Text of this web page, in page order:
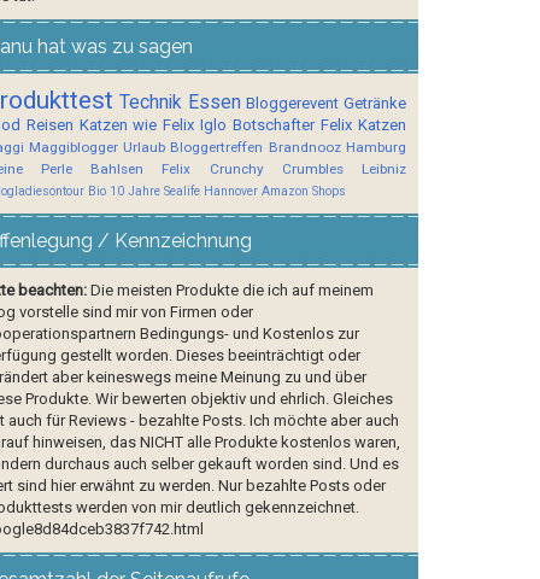
hat was zu sagen
Technik Essen Bloggerevent Getränke
Reisen Katzen wie Felix Iglo Botschafter Felix Katzen
Maggiblogger Urlaub Bloggertreffen Brandnooz Hamburg
Perle
Bahlsen Felix Crunchy Crumbles Leibniz
Bio 10 Jahre Sealife Hannover Amazon Shops
/ Kennzeichnung
beachten:Die meisten Produkte die ich auf meinem
vorstelle sind mir von Firmen oder
Bedingungs- und Kostenlos zur
gestellt worden. Dieses beeinträchtigt oder
aber keineswegs meine Meinung zu und über
Produkte. Wir bewerten objektiv und ehrlich. Gleiches
auch für Reviews - bezahlte Posts. Ich möchte aber auch
hinweisen, das NICHT alle Produkte kostenlos waren,
durchaus auch selber gekauft worden sind. Und es
sind hier erwähnt zu werden. Nur bezahlte Posts oder
werden von mir deutlich gekennzeichnet.